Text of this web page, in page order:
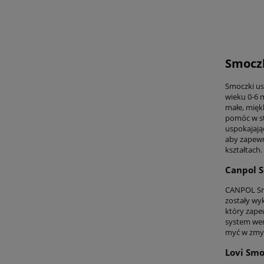
Smoczki
wieku 0-6
małe,
pomóc w
aby
kształtach.
Canpol
CANPOL
zostały
który
system
myć w
Lovi